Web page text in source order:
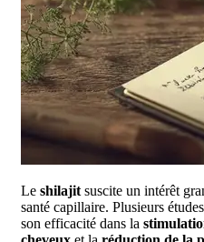
Le shilajit suscite un intérêt
santé capillaire. Plusieurs
son efficacité dans la